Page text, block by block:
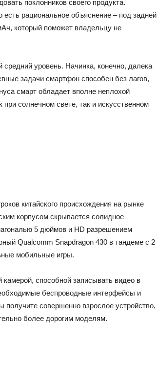
поклонников своего продукта.
рациональное объяснение – под задней
который поможет владельцу не
уровень. Начинка, конечно, далека
задачи смартфон способен без лагов,
смарт обладает вполне неплохой
солнечном свете, так и искусственном
китайского происхождения на рынке
корпусом скрывается солидное
5 дюймов и HD разрешением
Qualcomm Snapdragon 430 в тандеме с 2
мобильные игры.
способной записывать видео в
беспроводные интерфейсы и
получите совершенно взрослое устройство,
более дорогим моделям.